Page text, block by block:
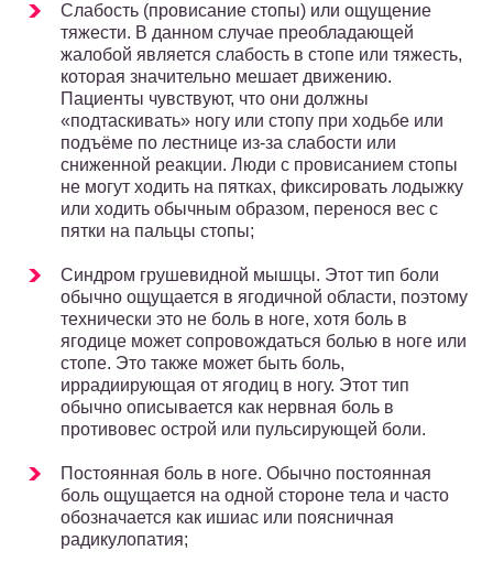
Слабость (провисание стопы) или ощущение
тяжести. В данном случае преобладающей
жалобой является слабость в стопе или тяжесть,
которая значительно мешает движению.
Пациенты чувствуют, что они должны
«подтаскивать» ногу или стопу при ходьбе или
подъёме по лестнице из-за слабости или
сниженной реакции. Люди с провисанием стопы
не могут ходить на пятках, фиксировать лодыжку
или ходить обычным образом, перенося вес с
пятки на пальцы стопы;
Синдром грушевидной мышцы. Этот тип боли
обычно ощущается в ягодичной области, поэтому
технически это не боль в ноге, хотя боль в
ягодице может сопровождаться болью в ноге или
стопе. Это также может быть боль,
иррадиирующая от ягодиц в ногу. Этот тип
обычно описывается как нервная боль в
противовес острой или пульсирующей боли.
Постоянная боль в ноге. Обычно постоянная
боль ощущается на одной стороне тела и часто
обозначается как ишиас или поясничная
радикулопатия;